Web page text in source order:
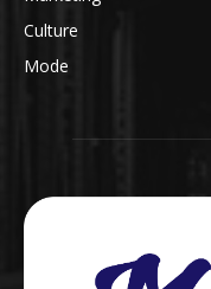
Culture
Mode